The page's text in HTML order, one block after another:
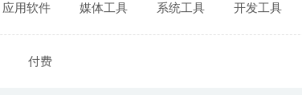
应用软件 媒体工具 系统工具 开发工具
付费